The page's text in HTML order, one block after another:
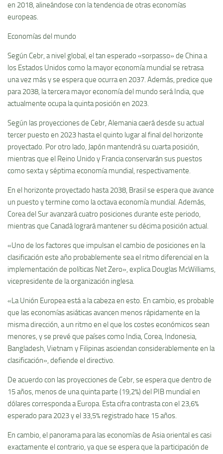
en 2018, alineándose con la tendencia de otras economías
europeas.
Economías del mundo
Según Cebr, a nivel global, el tan esperado «sorpasso» de China a
los Estados Unidos como la mayor economía mundial se retrasa
una vez más y se espera que ocurra en 2037. Además, predice que
para 2038, la tercera mayor economía del mundo será India, que
actualmente ocupa la quinta posición en 2023.
Según las proyecciones de Cebr, Alemania caerá desde su actual
tercer puesto en 2023 hasta el quinto lugar al final del horizonte
proyectado. Por otro lado, Japón mantendrá su cuarta posición,
mientras que el Reino Unido y Francia conservarán sus puestos
como sexta y séptima economía mundial, respectivamente.
En el horizonte proyectado hasta 2038, Brasil se espera que avance
un puesto y termine como la octava economía mundial. Además,
Corea del Sur avanzará cuatro posiciones durante este periodo,
mientras que Canadá logrará mantener su décima posición actual.
«Uno de los factores que impulsan el cambio de posiciones en la
clasificación este año probablemente sea el ritmo diferencial en la
implementación de políticas Net Zero», explica Douglas McWilliams,
vicepresidente de la organización inglesa.
«La Unión Europea está a la cabeza en esto. En cambio, es probable
que las economías asiáticas avancen menos rápidamente en la
misma dirección, a un ritmo en el que los costes económicos sean
menores, y se prevé que países como India, Corea, Indonesia,
Bangladesh, Vietnam y Filipinas asciendan considerablemente en la
clasificación», defiende el directivo.
De acuerdo con las proyecciones de Cebr, se espera que dentro de
15 años, menos de una quinta parte (19,2%) del PIB mundial en
dólares corresponda a Europa. Esta cifra contrasta con el 23,6%
esperado para 2023 y el 33,5% registrado hace 15 años.
En cambio, el panorama para las economías de Asia oriental es casi
exactamente el contrario, ya que se espera que la participación de